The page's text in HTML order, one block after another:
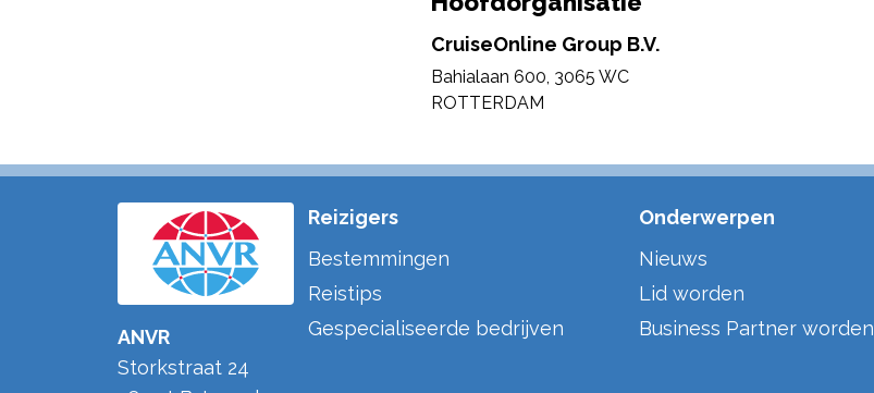
CruiseOnline Group B.V.
Bahialaan 600, 3065 WC
ROTTERDAM
ANVR
Storkstraat 24
Reizigers
Bestemmingen
Reistips
Gespecialiseerde bedrijven
Onderwerpen
Nieuws
Lid worden
Business Partner worden